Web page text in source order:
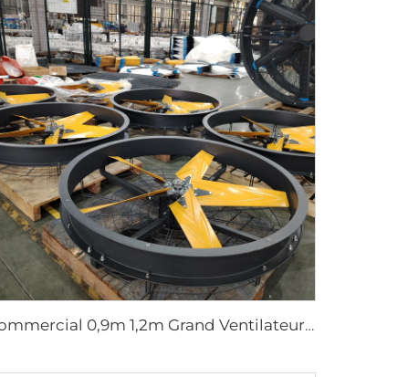
Commercial 0,9m 1,2m Grand Ventilateur Murale pour Usines de Fabrication, Restaurants, Fermes, Hôtels avec Moteur 220V